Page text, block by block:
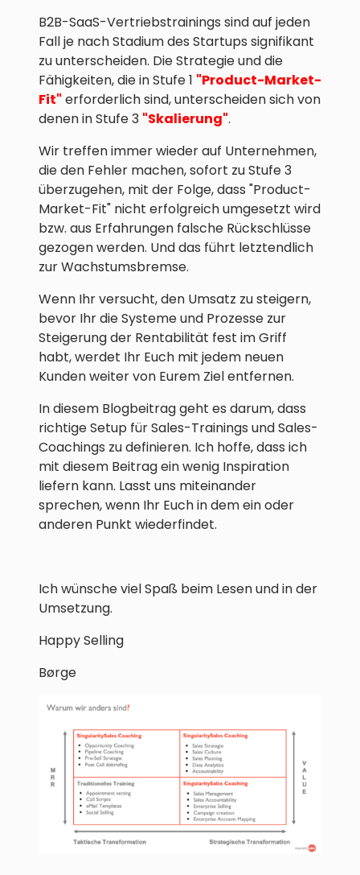
B2B-SaaS-Vertriebstrainings sind auf jeden
Fall je nach Stadium des Startups signifikant
zu unterscheiden. Die Strategie und die
Fähigkeiten, die in Stufe 1 "Product-Market-
Fit" erforderlich sind, unterscheiden sich von
denen in Stufe 3 "Skalierung".
Wir treffen immer wieder auf Unternehmen,
die den Fehler machen, sofort zu Stufe 3
überzugehen, mit der Folge, dass "Product-
Market-Fit" nicht erfolgreich umgesetzt wird
bzw. aus Erfahrungen falsche Rückschlüsse
gezogen werden. Und das führt letztendlich
zur Wachstumsbremse.
Wenn Ihr versucht, den Umsatz zu steigern,
bevor Ihr die Systeme und Prozesse zur
Steigerung der Rentabilität fest im Griff
habt, werdet Ihr Euch mit jedem neuen
Kunden weiter von Eurem Ziel entfernen.
In diesem Blogbeitrag geht es darum, dass
richtige Setup für Sales-Trainings und Sales-
Coachings zu definieren. Ich hoffe, dass ich
mit diesem Beitrag ein wenig Inspiration
liefern kann. Lasst uns miteinander
sprechen, wenn Ihr Euch in dem ein oder
anderen Punkt wiederfindet.
Ich wünsche viel Spaß beim Lesen und in der
Umsetzung.
Happy Selling
Børge